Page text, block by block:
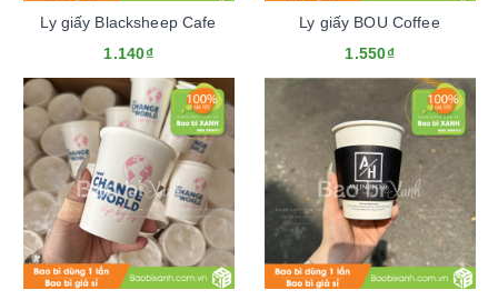
Ly giấy Blacksheep Cafe
1.140₫
Ly giấy BOU Coffee
1.550₫